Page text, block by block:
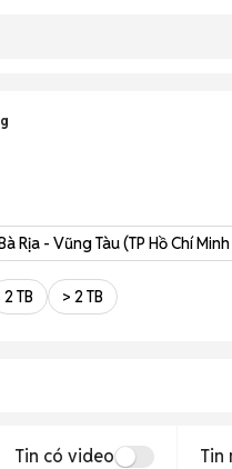
Rịa - Vũng Tàu (TP Hồ Chí
2 TB > 2 TB
Tin có video Tin